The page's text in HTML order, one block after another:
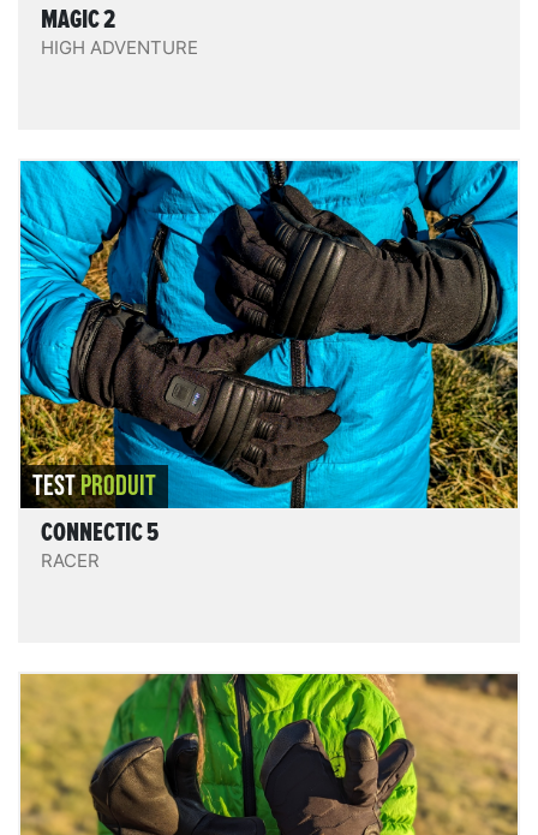
MAGIC 2
HIGH ADVENTURE
Connectic 5
Les Connectic 5 sont confortables - le contact du
tissu polaire intérieur est doux et agréable -,
pratiques, bien accessoirisés, et offrent une bonne
protection même chauffage éteint. Le chauffage est
homogène et plutôt efficace, de puissance réglable
sur 3 niveaux, l’autonomie est correcte.
LIRE LE TEST
TESTPRODUIT
CONNECTIC 5
RACER
Powergloves 3+1
Les Powergloves 3+1 sont très confortables (tissu
polaire intérieur doux et agréable), ils allient praticité /
maniabilité / conservation de la chaleur (coupe 3-
doigt), sont bien conçus et accessoirisés, aisés à